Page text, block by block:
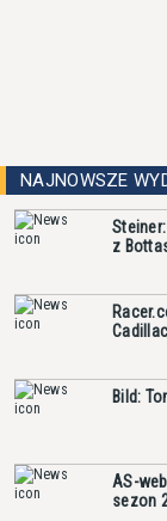
NAJNOWSZE
z
Bild:
AS-
sezon